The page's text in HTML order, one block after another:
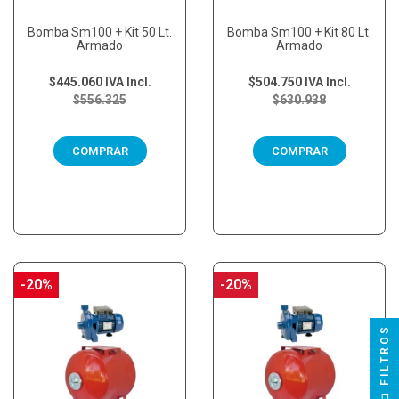
Bomba Sm100 + Kit 50 Lt.
Armado
$556.325
$445.060 IVA Incl.
COMPRAR
Bomba Sm100 + Kit 80 Lt.
Armado
$630.938
$504.750 IVA Incl.
COMPRAR
-20% -20%
FILTROS